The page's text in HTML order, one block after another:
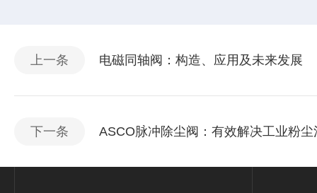
上一条 电磁同轴阀：构造、应用及未来发展
下一条 ASCO脉冲除尘阀：有效解决工业粉尘